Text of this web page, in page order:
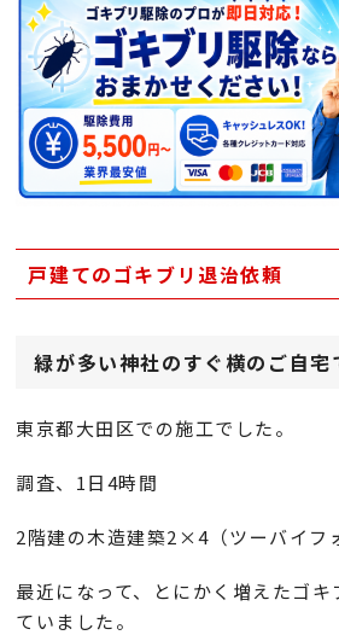
戸建てのゴキブリ退治依頼
緑が多い神社のすぐ横のご自宅
東京都大田区での施工でした。
調査、1日4時間
2階建の木造建築2×4（ツーバイフ
最近になって、とにかく増えたゴ
ていました。